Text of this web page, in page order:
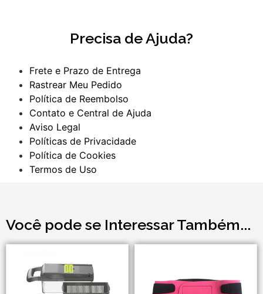
Precisa de Ajuda?
Frete e Prazo de Entrega
Rastrear Meu Pedido
Política de Reembolso
Contato e Central de Ajuda
Aviso Legal
Políticas de Privacidade
Política de Cookies
Termos de Uso
Você pode se Interessar Também...